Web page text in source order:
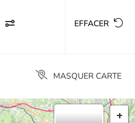
EFFACER
MASQUER CARTE
+